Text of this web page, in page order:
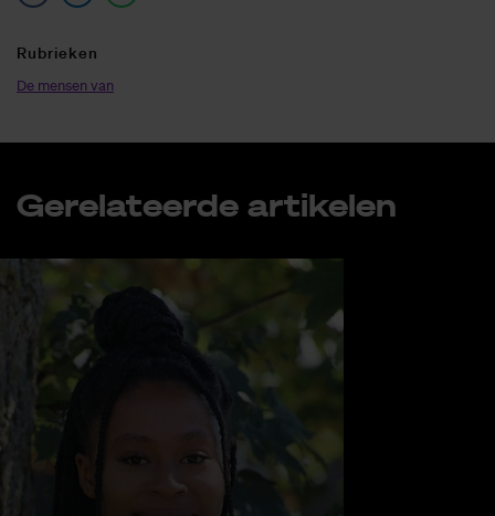
Ru­brie­ken
De mensen van
Ge­re­la­teer­de ar­ti­ke­len